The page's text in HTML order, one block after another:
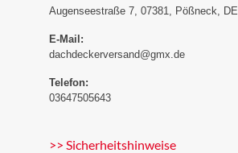
Augenseestraße 7, 07381, Pößneck, DE
E-Mail:
dachdeckerversand@gmx.de
Telefon:
03647505643
>> Sicherheitshinweise